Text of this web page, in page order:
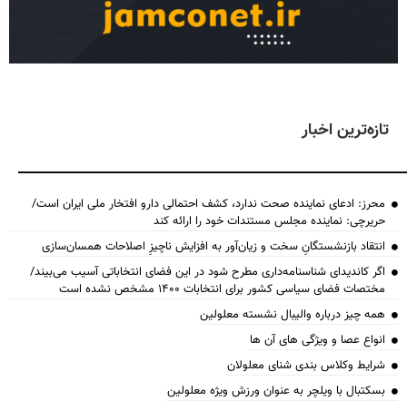
تازه‌ترین اخبار
محرز: ادعای نماینده صحت ندارد، کشف احتمالی دارو افتخار ملی ایران است/
حریرچی: نماینده مجلس مستندات خود را ارائه کند
انتقاد بازنشستگانِ سخت و زیان‌آور به افزایش ناچیزِ اصلاحات همسان‌سازی
اگر کاندیدای شناسنامه‌‎داری مطرح شود در این فضای انتخاباتی آسیب می‌بیند/
مختصات فضای سیاسی کشور برای انتخابات ۱۴۰۰ مشخص نشده است
همه چیز درباره والیبال نشسته معلولین
انواع عصا و ویژگی های آن ها
شرایط وکلاس بندی شنای معلولان
بسکتبال با ویلچر به عنوان ورزش ویژه معلولین